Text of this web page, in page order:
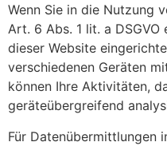
Wenn Sie in die Nutzung
Art. 6 Abs. 1 lit. a
dieser Website
verschiedenen Geräten
können Ihre Aktivitäten,
geräteübergreifend
Für Datenübermittlungen